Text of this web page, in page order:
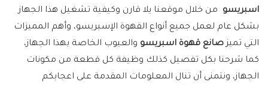
اسبريسو من خلال موقعنا يلا قارن وكيفية تشغيل هذا الجهاز
بشكل عام لعمل جميع أنواع القهوة الإسبريسو، وأهم المميزات
التي تميزصانع قهوة اسبريسو والعيوب الخاصة بهذا الجهاز،
كما شرحنا بكل تفصيل كذلك وظيفة كل قطعة من مكونات
الجهاز، ونتمنى أن تنال المعلومات المقدمة على اعجابكم